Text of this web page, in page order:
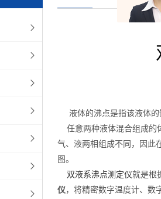
液体的沸点是指该液体的
任意两种液体混合组成的
气、液两相组成不同，因此
图。
双液系沸点测定仪就是根
仪，将精密数字温度计、数